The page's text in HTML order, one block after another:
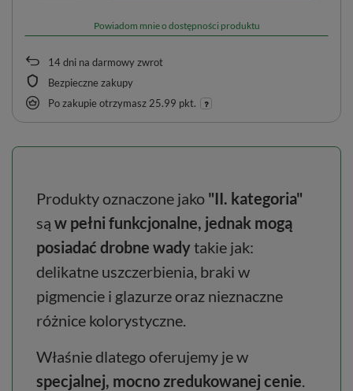
14dni na darmowy zwrot
Bezpieczne zakupy
Po zakupie otrzymasz25.99 pkt.
Powiadom mnie o dostępności produktu
Produkty oznaczone jako "II. kategoria"
są w pełni funkcjonalne, jednak mogą
posiadać drobne wadytakie jak:
delikatne uszczerbienia, braki w
pigmencie i glazurze oraz nieznaczne
różnice kolorystyczne.
Właśnie dlatego oferujemy je w
specjalnej, mocno zredukowanej cenie.